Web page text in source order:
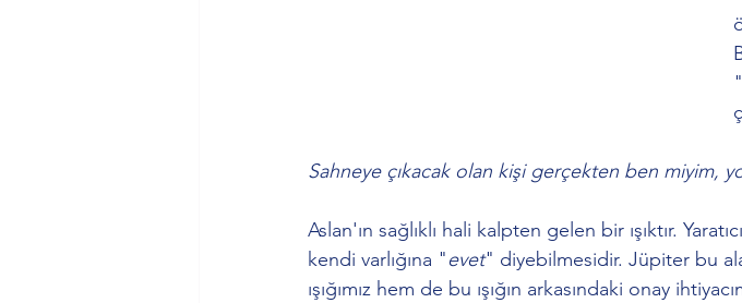
"
Sahneye çıkacak olan kişi gerçekten ben miyim,
Aslan'ın sağlıklı hali kalpten gelen bir ışıktır.
kendi varlığına "evet" diyebilmesidir. Jüpiter bu
ışığımız hem de bu ışığın arkasındaki onay